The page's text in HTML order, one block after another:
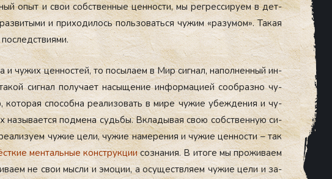
опыт и свои собс­твен­ные цен­ности, мы рег­ресси­ру­ем в дет­
и при­ходи­лось поль­зо­вать­ся чу­жим «ра­зумом». Та­кая
чу­жих цен­ностей, то по­сыла­ем в Мир сиг­нал, на­пол­ненный ин­
сиг­нал по­луча­ет на­сыще­ние ин­форма­ци­ей со­об­разно чу­
спо­соб­на ре­али­зовать в ми­ре чу­жие убеж­де­ния и чу­
на­зыва­ет­ся под­ме­на судь­бы. Вкла­дывая свою собс­твен­ную си­
чу­жие це­ли, чу­жие на­мере­ния и чу­жие цен­ности – так
мен­таль­ные конс­трук­циисоз­на­ния. В ито­ге мы про­жива­ем
не свои мыс­ли и эмо­ции, а осу­щест­вля­ем чу­жие це­ли и за­